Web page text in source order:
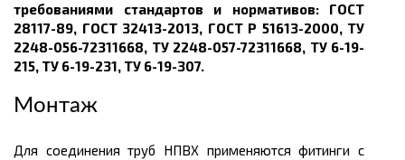
требованиями стандартов и нормативов: ГОСТ
28117-89, ГОСТ 32413-2013, ГОСТ Р 51613-2000, ТУ
2248-056-72311668, ТУ 2248-057-72311668, ТУ 6-19-
215, ТУ 6-19-231, ТУ 6-19-307.
Монтаж
Для соединения труб НПВХ применяются фитинги с